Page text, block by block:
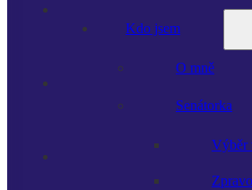
Kdo jsem
O mně
Senátorka
Výběr